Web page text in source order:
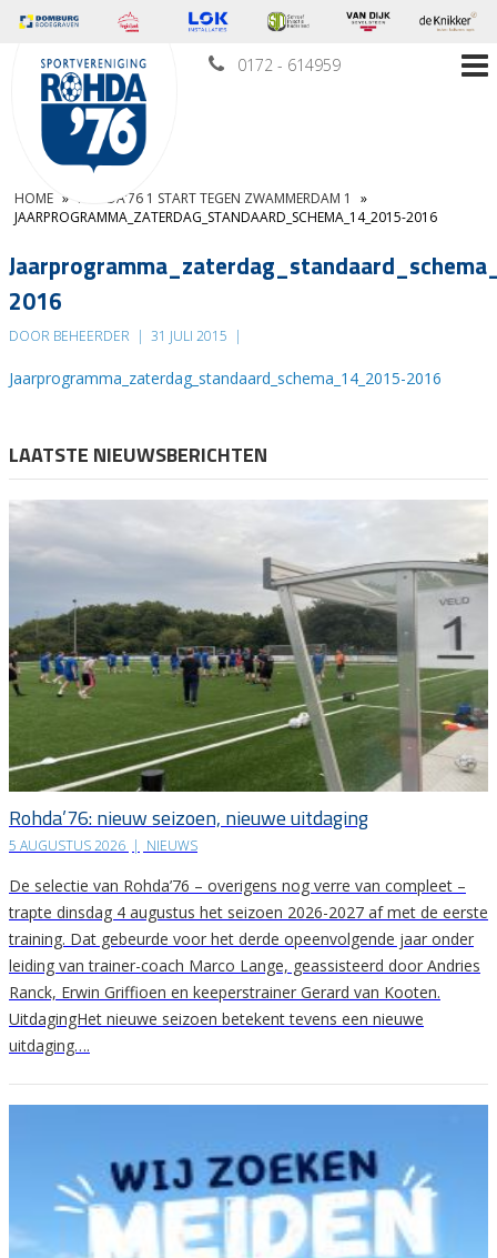
0172 - 614959
HOME » ROHDA’76 1 START TEGEN ZWAMMERDAM 1
»
JAARPROGRAMMA_ZATERDAG_STANDAARD_SCHEMA_14_2015-2016
2016
DOOR BEHEERDER | 31 JULI 2015 |
Jaarprogramma_zaterdag_standaard_schema_14_2015-2016
LAATSTE NIEUWSBERICHTEN
Rohda’76: nieuw seizoen, nieuwe uitdaging
5 AUGUSTUS 2026 | NIEUWS
De selectie van Rohda’76 – overigens nog verre van compleet –
trapte dinsdag 4 augustus het seizoen 2026-2027 af met de eerste
training. Dat gebeurde voor het derde opeenvolgende jaar onder
leiding van trainer-coach Marco Lange, geassisteerd door Andries
Ranck, Erwin Griffioen en keeperstrainer Gerard van Kooten.
UitdagingHet nieuwe seizoen betekent tevens een nieuwe
uitdaging….